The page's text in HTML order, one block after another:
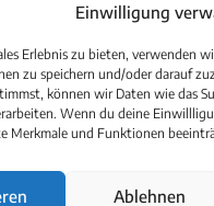
Einwilligung
Erlebnis zu bieten, verwenden
zu speichern und/oder darauf
können wir Daten wie das
Wenn du deine
Merkmale und Funktionen
Ablehnen